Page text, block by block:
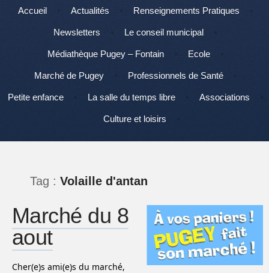
Menu
Aller au contenu
Accueil Actualités Renseignements Pratiques
Newsletters Le conseil municipal
Médiathèque Pugey – Fontain Ecole
Marché de Pugey Professionnels de Santé
Petite enfance La salle du temps libre Associations
Culture et loisirs
Tag : Volaille d'antan
Marché du 8
aout
Cher(e)s ami(e)s du marché,